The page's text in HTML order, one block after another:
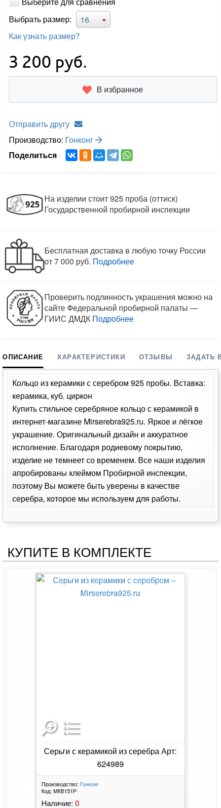
Выбрать размер:
16
Как узнать размер?
3 200 руб.
В избранное
Отправить другу
Производство: Гонконг
Поделиться
На изделии стоит 925 проба (оттиск)
Государственной пробирной инспекции
Бесплатная доставка в любую точку России
от 7 000 руб. Подробнее
Проверить подлинность украшения можно на
сайте Федеральной пробирной палаты —
ГИИС ДМДК Подробнее
ОПИСАНИЕ ХАРАКТЕРИСТИКИ ОТЗЫВЫ ЗАДАТЬ
Кольцо из керамики с серебром 925 пробы. Вставка:
керамика, куб. циркон
Купить стильное серебряное кольцо с керамикой в
интернет-магазине Mirserebra925.ru. Яркое и лёгкое
украшение. Оригинальный дизайн и аккуратное
исполнение. Благодаря родиевому покрытию,
изделие не темнеет со временем. Все наши изделия
апробированы клеймом Пробирной инспекции,
поэтому Вы можете быть уверены в качестве
серебра, которое мы используем для работы.
КУПИТЕ В КОМПЛЕКТЕ
Серьги с керамикой из серебра Арт:
624989
Производство: Гонконг
Код: МКВ151Р
Наличие: 0